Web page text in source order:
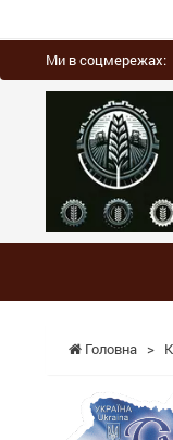
Ми в соцмережах:
Головна >